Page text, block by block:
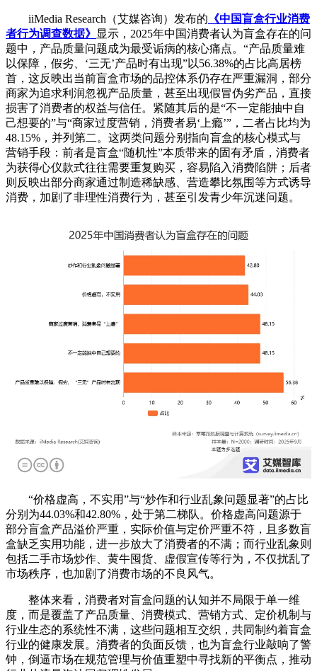
iiMedia Research（艾媒咨询）发布的 《中国盲盒行业消费
者行为调查数据》 显示，2025年中国消费者认为盲盒存在的问
题中，产品质量问题成为最受诟病的核心痛点。“产品质量难
以保障，假劣、‘三无’产品时有出现”以56.38%的占比高居榜
首，这反映出当前盲盒市场的品控体系仍存在严重漏洞，部分
商家为追求利润忽视产品质量，甚至出现假冒伪劣产品，直接
损害了消费者的权益与信任。紧随其后的是“不一定能抽中自
己想要的”与“商家过度营销，消费者易‘上瘾’”，二者占比均为
48.15%，并列第二。这两类问题分别指向盲盒的核心模式与
营销手段：前者是盲盒“随机性”本质带来的固有矛盾，消费者
为获得心仪款式往往需要重复购买，容易陷入消费陷阱；后者
则反映出部分商家通过制造稀缺感、营造攀比氛围等方式诱导
消费，加剧了非理性消费行为，甚至引发青少年沉迷问题。
“价格虚高，不实用”与“炒作和行业乱象问题显著”的占比
分别为44.03%和42.80%，处于第二梯队。价格虚高问题源于
部分盲盒产品溢价严重，实际价值与定价严重不符，且多数盲
盒缺乏实用功能，进一步放大了消费者的不满；而行业乱象则
包括二手市场炒作、黄牛囤货、虚假宣传等行为，不仅扰乱了
市场秩序，也加剧了消费市场的不良风气。
整体来看，消费者对盲盒问题的认知并不局限于单一维
度，而是覆盖了产品质量、消费模式、营销方式、定价机制与
行业生态的系统性不满，这些问题相互交织，共同制约着盲盒
行业的健康发展。消费者的负面反馈，也为盲盒行业敲响了警
钟，倒逼市场在规范管理与价值重塑中寻找新的平衡点，推动